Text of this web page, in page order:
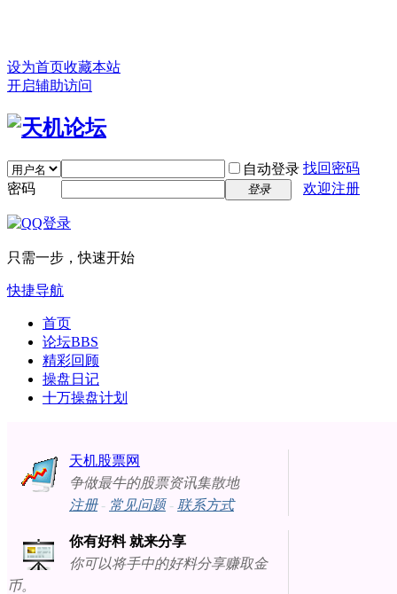
设为首页收藏本站
开启辅助访问
自动登录 找回密码
密码
登录 欢迎注册
只需一步，快速开始
快捷导航
首页
论坛BBS
精彩回顾
操盘日记
十万操盘计划
天机股票网
争做最牛的股票资讯集散地
注册- 常见问题- 联系方式
你有好料 就来分享
你可以将手中的好料分享赚取金
币。